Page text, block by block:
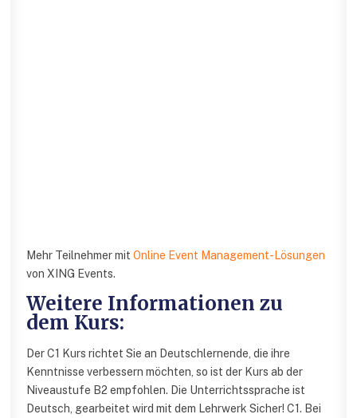
Mehr Teilnehmer mitOnline Event Management-Lösungen
von XING Events.
Weitere Informationen zu
dem Kurs:
Der C1 Kurs richtet Sie an Deutschlernende, die ihre
Kenntnisse verbessern möchten, so ist der Kurs ab der
Niveaustufe B2 empfohlen. Die Unterrichtssprache ist
Deutsch, gearbeitet wird mit dem Lehrwerk Sicher! C1. Bei